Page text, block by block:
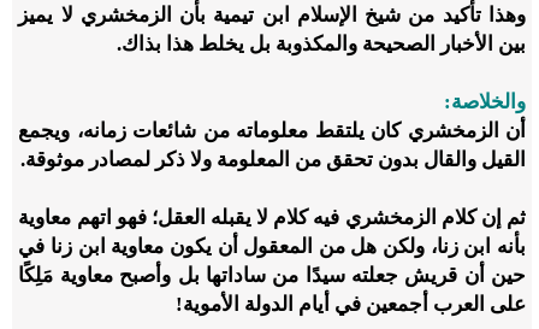
وهذا تأكيد من شيخ الإسلام ابن تيمية بأن الزمخشري لا يميز
بين الأخبار الصحيحة والمكذوبة بل يخلط هذا بذاك.
والخلاصة:
أن الزمخشري كان يلتقط معلوماته من شائعات زمانه، ويجمع
القيل والقال بدون تحقق من المعلومة ولا ذكر لمصادر موثوقة.
ثم إن كلام الزمخشري فيه كلام لا يقبله العقل؛ فهو اتهم معاوية
بأنه ابن زنا، ولكن هل من المعقول أن يكون معاوية ابن زنا في
حين أن قريش جعلته سيدًا من ساداتها بل وأصبح معاوية مَلِكًا
على العرب أجمعين في أيام الدولة الأموية!